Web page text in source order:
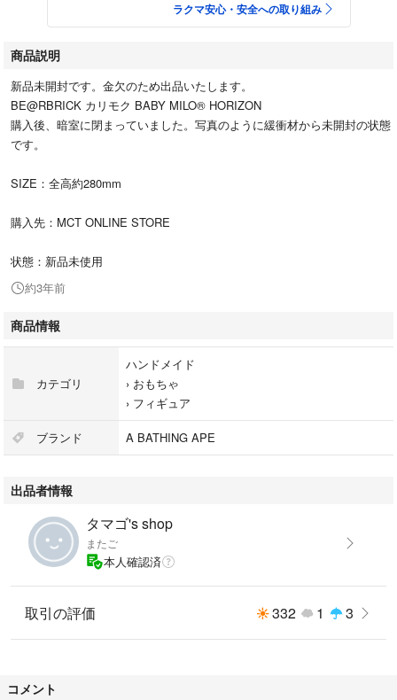
ラクマ安心・安全への取り組み
商品説明
新品未開封です。金欠のため出品いたします。
BE@RBRICK カリモク BABY MILO® HORIZON
購入後、暗室に閉まっていました。写真のように緩衝材から未開封の状態
です。
SIZE：全高約280mm
購入先：MCT ONLINE STORE
状態：新品未使用
約3年前
商品情報
カテゴリ
ハンドメイド
› おもちゃ
› フィギュア
ブランド A BATHING APE
出品者情報
タマゴ's shop
またご
本人確認済
取引の評価 332 1 3
コメント